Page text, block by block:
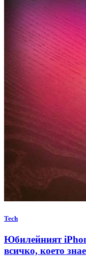
Tech
Юбилейният
всичко, което